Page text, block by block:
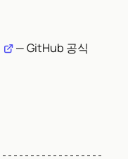
— GitHub 공식